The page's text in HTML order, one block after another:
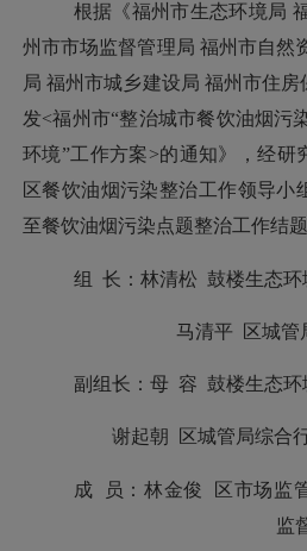
根据《福州市生态环境局
州市市场监督管理局 福州市自然
局 福州市城乡建设局 福州市住房
发<福州市“整治城市餐饮油烟污
环境”工作方案>的通知》，经研
区餐饮油烟污染整治工作领导小
至餐饮油烟污染点题整治工作结题
组 长： 林清松 鼓楼生态环
马清平 区城管
副组长： 母 容 鼓楼生态环
谢起朝 区城管局综合
成 员： 林金俊
区市场监
监